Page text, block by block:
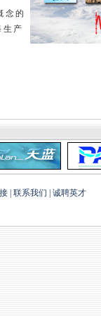
念的
生产
联系我们
诚聘英才